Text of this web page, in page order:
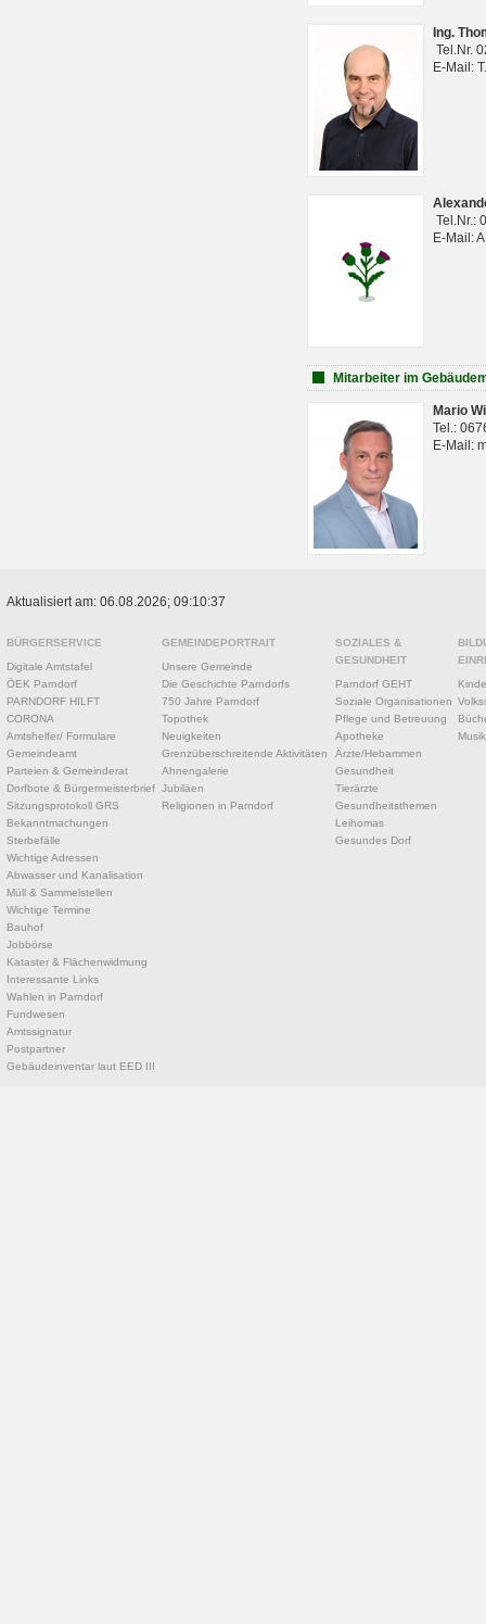
Ing.
Tel.Nr.
E-Mail:
Tel.Nr.:
E-Mail:
Mitarbeiter im
Mario
Tel.:
E-Mail:
Aktualisiert am: 06.08.2026; 09:10:37
BÜRGERSERVICE
Digitale Amtstafel
ÖEK Parndorf
PARNDORF HILFT
CORONA
Amtshelfer/ Formulare
Gemeindeamt
Parteien & Gemeinderat
Dorfbote & Bürgermeisterbrief
Sitzungsprotokoll GRS
Bekanntmachungen
Sterbefälle
Wichtige Adressen
Abwasser und Kanalisation
Müll & Sammelstellen
Wichtige Termine
Bauhof
Jobbörse
Kataster & Flächenwidmung
Interessante Links
Wahlen in Parndorf
Fundwesen
Amtssignatur
Postpartner
Gebäudeinventar laut EED III
GEMEINDEPORTRAIT
Unsere Gemeinde
Die Geschichte Parndorfs
750 Jahre Parndorf
Topothek
Neuigkeiten
Grenzüberschreitende Aktivitäten
Ahnengalerie
Jubiläen
Religionen in Parndorf
SOZIALES &
GESUNDHEIT
Parndorf GEHT
Soziale Organisationen
Pflege und Betreuung
Apotheke
Ärzte/Hebammen
Gesundheit
Tierärzte
Gesundheitsthemen
Leihomas
Gesundes Dorf